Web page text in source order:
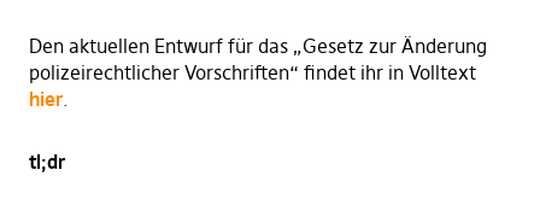
Den aktuellen Entwurf für das „Gesetz zur Änderung
polizeirechtlicher Vorschriften“ findet ihr in Volltext
hier.
tl;dr